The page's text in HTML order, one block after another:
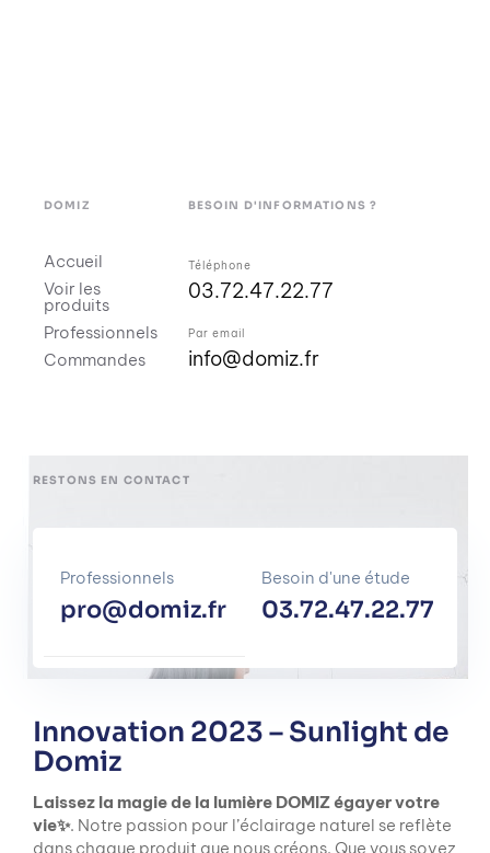
DOMIZ
Accueil
Voir les
produits
Professionnels
Commandes
BESOIN D'INFORMATIONS ?
Téléphone
03.72.47.22.77
Par email
info@domiz.fr
RESTONS EN CONTACT
Professionnels
pro@domiz.fr
Besoin d'une étude
03.72.47.22.77
Innovation 2023 – Sunlight de
Domiz
Laissez la magie de la lumière DOMIZ égayer votre
vie✨. Notre passion pour l’éclairage naturel se reflète
dans chaque produit que nous créons. Que vous soyez